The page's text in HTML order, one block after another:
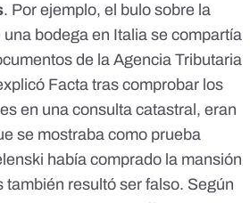
. Por ejemplo, el bulo sobre la
bodega en Italia se compartía
de la Agencia Tributaria
Facta tras comprobar los
en una consulta catastral, eran
se mostraba como prueba
había comprado la mansión
también resultó ser falso. Según